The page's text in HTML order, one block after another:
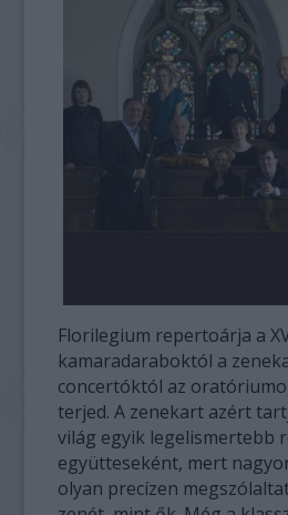
Florilegium repertoárja a
kamaradaraboktól a
concertóktól az
terjed. A zenekart azért
világ egyik legelismertebb
együtteseként, mert
olyan precízen